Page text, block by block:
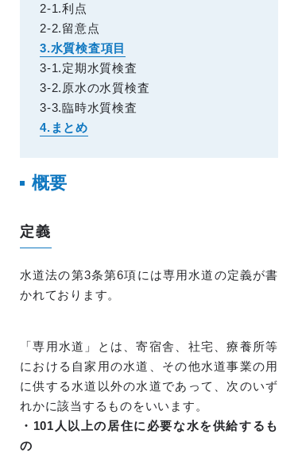
2-1.利点
2-2.留意点
3.水質検査項目
3-1.定期水質検査
3-2.原水の水質検査
3-3.臨時水質検査
4.まとめ
概要
定義
水道法の第3条第6項には専用水道の定義が書
かれております。
「専用水道」とは、寄宿舎、社宅、療養所等
における自家用の水道、その他水道事業の用
に供する水道以外の水道であって、次のいず
れかに該当するものをいいます。
・101人以上の居住に必要な水を供給するも
の